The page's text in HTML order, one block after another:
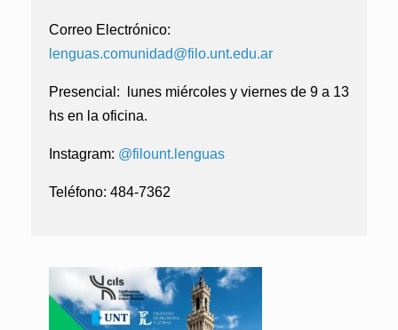
Correo Electrónico:
lenguas.comunidad@filo.unt.edu.ar
Presencial:
lunes miércoles y viernes de 9 a 13
hs en la oficina.
Instagram: @filount.lenguas
Teléfono: 484-7362